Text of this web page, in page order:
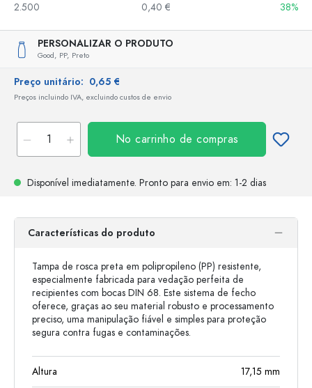
2.500
0,40 € 38%
PERSONALIZAR O PRODUTO
Good, PP, Preto
Preço unitário: 0,65 €
Preços incluindo IVA, excluindo custos de envio
No carrinho de compras
Disponível imediatamente. Pronto para envio em: 1-2 dias
Características do produto
Tampa de rosca preta em polipropileno (PP) resistente,
especialmente fabricada para vedação perfeita de
recipientes com bocas DIN 68. Este sistema de fecho
oferece, graças ao seu material robusto e processamento
preciso, uma manipulação fiável e simples para proteção
segura contra fugas e contaminações.
Altura 17,15 mm